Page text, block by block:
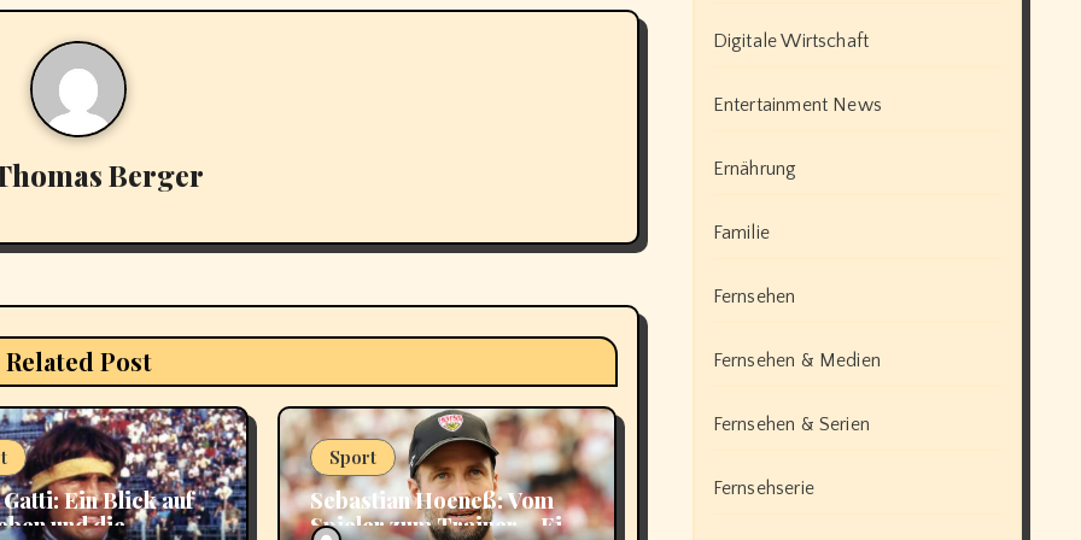
Berger
Related Post
Ein Blick auf
und die
Sport
Sebastian Hoeneß: Vom
Spieler zum Trainer – Ein
Digitale Wirtschaft
Entertainment News
Ernährung
Familie
Fernsehen
Fernsehen & Medien
Fernsehen & Serien
Fernsehserie